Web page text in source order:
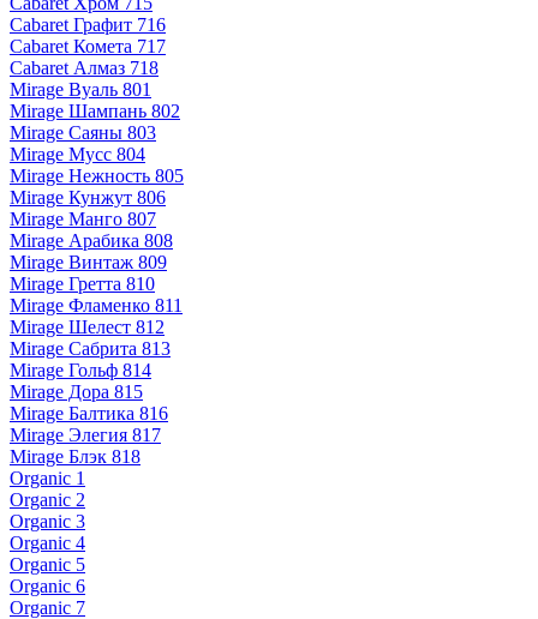
Cabaret Графит 716
Cabaret Комета 717
Cabaret Алмаз 718
Mirage Вуаль 801
Mirage Шампань 802
Mirage Саяны 803
Mirage Мусс 804
Mirage Нежность 805
Mirage Кунжут 806
Mirage Манго 807
Mirage Арабика 808
Mirage Винтаж 809
Mirage Гретта 810
Mirage Фламенко 811
Mirage Шелест 812
Mirage Сабрита 813
Mirage Гольф 814
Mirage Дора 815
Mirage Балтика 816
Mirage Элегия 817
Mirage Блэк 818
Organic 1
Organic 2
Organic 3
Organic 4
Organic 5
Organic 6
Organic 7